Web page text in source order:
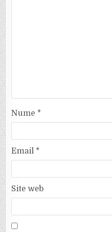
Nume *
Email *
Site web